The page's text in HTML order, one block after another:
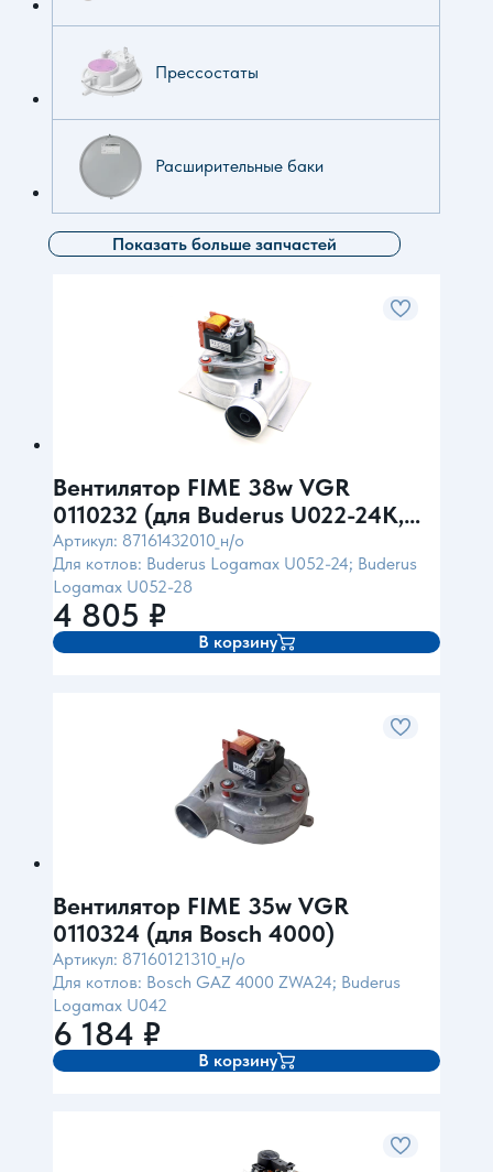
Прессостаты
Расширительные баки
Показать больше запчастей
Вентилятор FIME 38w VGR
0110232 (для Buderus U022-24K,
U052-24/24K/28/28K)
Артикул: 87161432010_н/о
Для котлов: Buderus Logamax U052-24; Buderus
Logamax U052-28
4 805 ₽
В корзину
Вентилятор FIME 35w VGR
0110324 (для Bosch 4000)
Артикул: 87160121310_н/о
Для котлов: Bosch GAZ 4000 ZWA24; Buderus
Logamax U042
6 184 ₽
В корзину